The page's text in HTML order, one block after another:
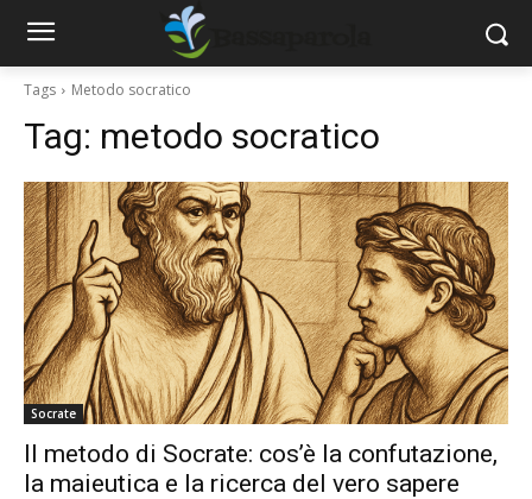
Tags Metodo socratico
Tag: metodo socratico
Socrate
Il metodo di Socrate: cos’è la confutazione,
la maieutica e la ricerca del vero sapere